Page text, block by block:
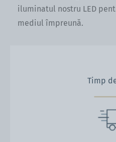
iluminatul nostru LED
mediul împreună.
Timp